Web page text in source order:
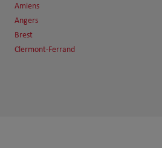
Amiens
Angers
Brest
Clermont-Ferrand